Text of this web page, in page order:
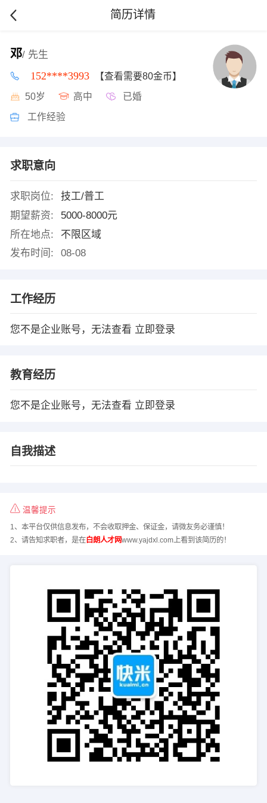
简历详情
邓/ 先生
152****3993 【查看需要80金币】
50岁 高中 已婚
工作经验
求职意向
求职岗位:
技工/普工
期望薪资:
5000-8000元
所在地点:
不限区域
发布时间:
08-08
工作经历
您不是企业账号，无法查看 立即登录
教育经历
您不是企业账号，无法查看 立即登录
自我描述
温馨提示
1、本平台仅供信息发布，不会收取押金、保证金，请微友务必谨慎！
2、请告知求职者，是在白朗人才网www.yajdxl.com上看到该简历的！